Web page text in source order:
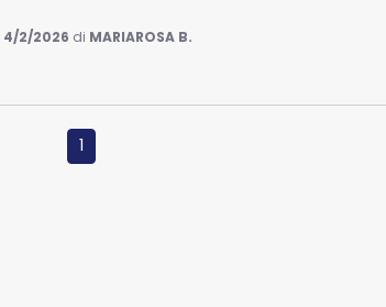
4/2/2026 di MARIAROSA B.
1